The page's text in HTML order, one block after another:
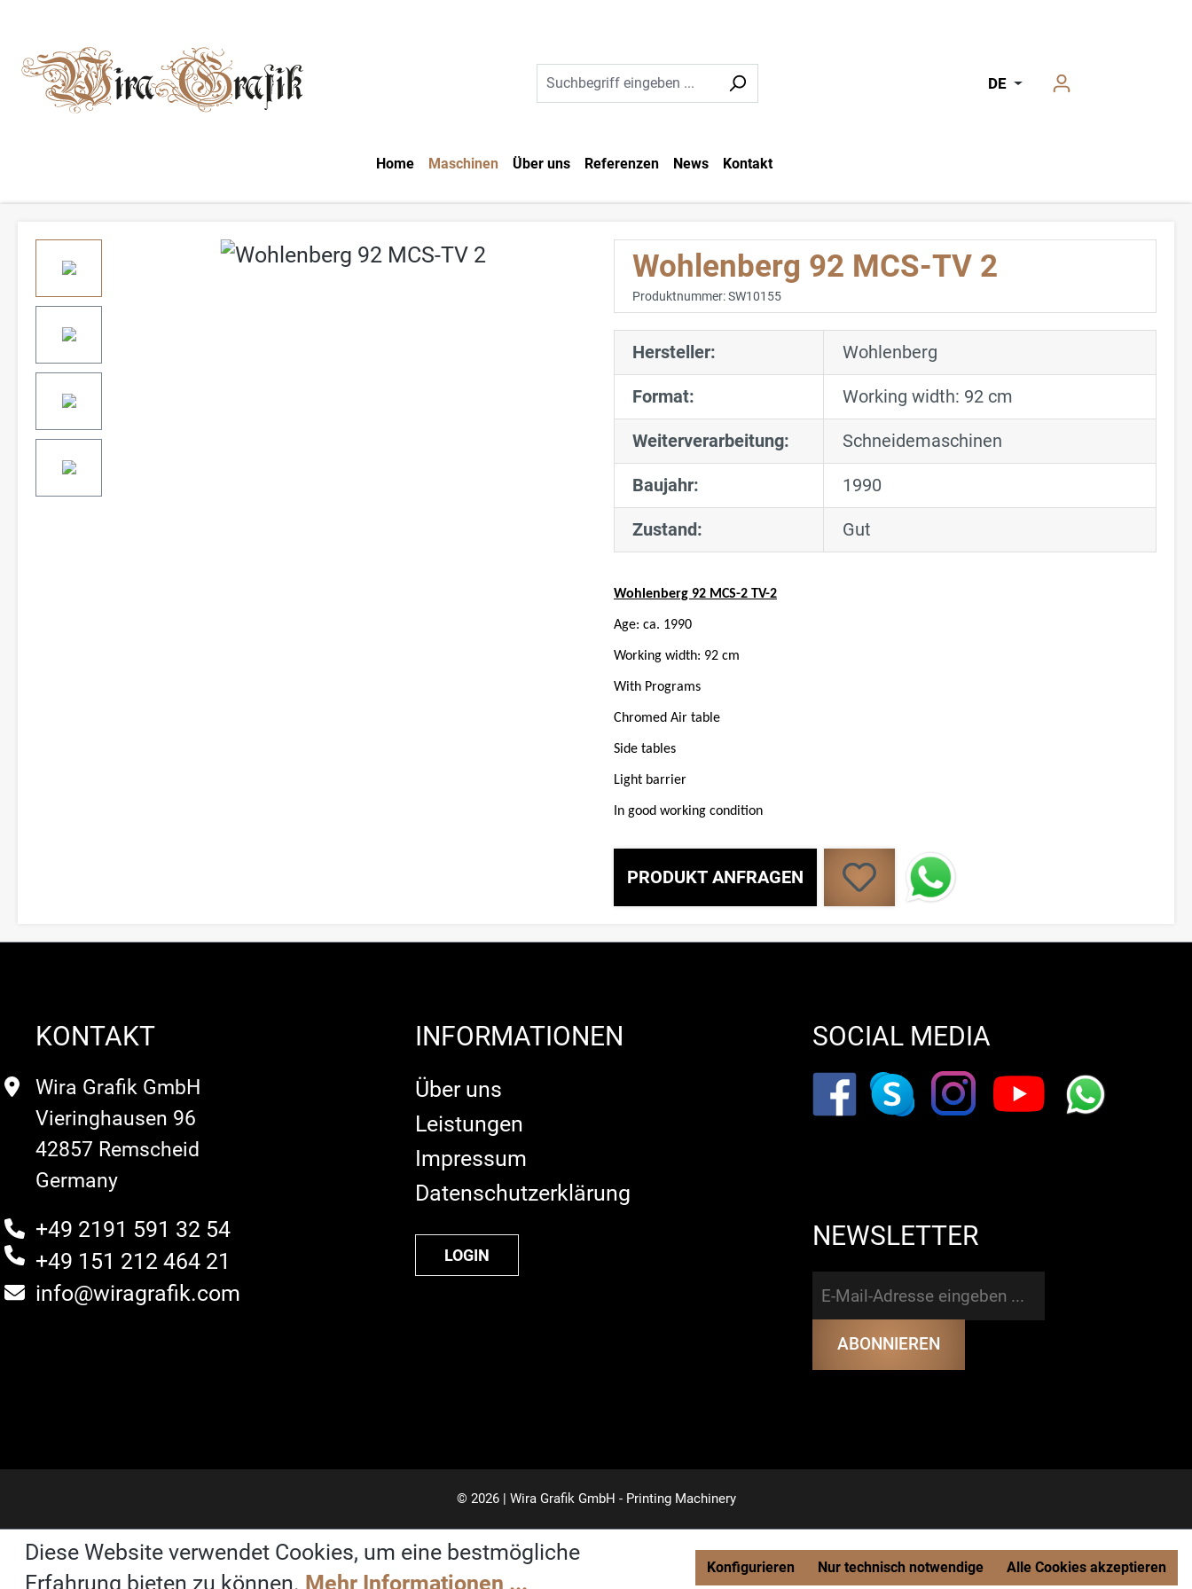
Home Maschinen Über uns Referenzen News Kontakt
DE
Bildergalerie überspringen Wohlenberg 92 MCS-TV 2
Produktnummer:SW10155
Hersteller: Wohlenberg
Format: Working width: 92 cm
Weiterverarbeitung: Schneidemaschinen
Baujahr: 1990
Zustand: Gut
Wohlenberg 92 MCS-2 TV-2
Age: ca. 1990
Working width: 92 cm
With Programs
Chromed Air table
Side tables
Light barrier
In good working condition
PRODUKT ANFRAGEN
KONTAKT
Wira Grafik GmbH
Vieringhausen 96
42857 Remscheid
Germany
+49 2191 591 32 54
+49 151 212 464 21
info@wiragrafik.com
INFORMATIONEN
Über uns
Leistungen
Impressum
Datenschutzerklärung
LOGIN
SOCIAL MEDIA
NEWSLETTER
© 2026 | Wira Grafik GmbH - Printing Machinery
Diese Website verwendet Cookies, um eine bestmögliche
Erfahrung bieten zu können. Mehr Informationen ...
Nur technisch notwendige
Konfigurieren Alle Cookies akzeptieren